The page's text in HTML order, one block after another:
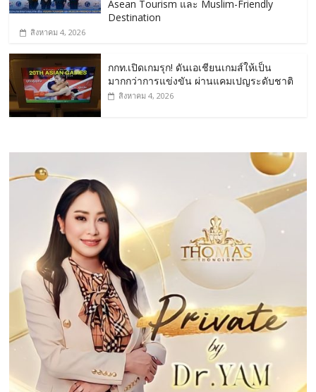
Asean Tourism และ Muslim-Friendly
Destination
สิงหาคม 4, 2026
กกท.เปิดเกมรุก! ดันเอเชียนเกมส์ให้เป็น
มากกว่าการแข่งขัน ผ่านแคมเปญระดับชาติ
สิงหาคม 4, 2026